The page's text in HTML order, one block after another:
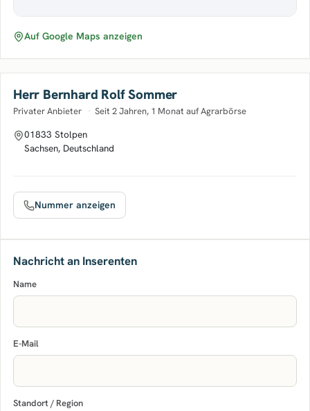
Auf Google Maps anzeigen
Herr Bernhard Rolf Sommer
Privater Anbieter · Seit 2 Jahren, 1 Monat auf Agrarbörse
01833 Stolpen
Sachsen, Deutschland
Nummer anzeigen
Nachricht an Inserenten
Name
E-Mail
Standort / Region